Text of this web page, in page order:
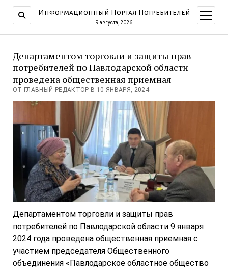
Информационный Портал Потребителей
9 августа, 2026
меню
Департаментом торговли и защиты прав
потребителей по Павлодарской области
проведена общественная приемная
ОТ ГЛАВНЫЙ РЕДАКТОР В 10 ЯНВАРЯ, 2024
Департаментом торговли и защиты прав
потребителей по Павлодарской области 9 января
2024 года проведена общественная приемная с
участием председателя Общественного
объединения «Павлодарское областное общество